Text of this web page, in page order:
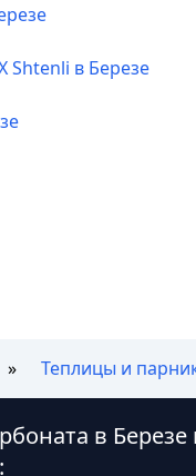
Shtenli в Березе
Теплицы и
в Березе